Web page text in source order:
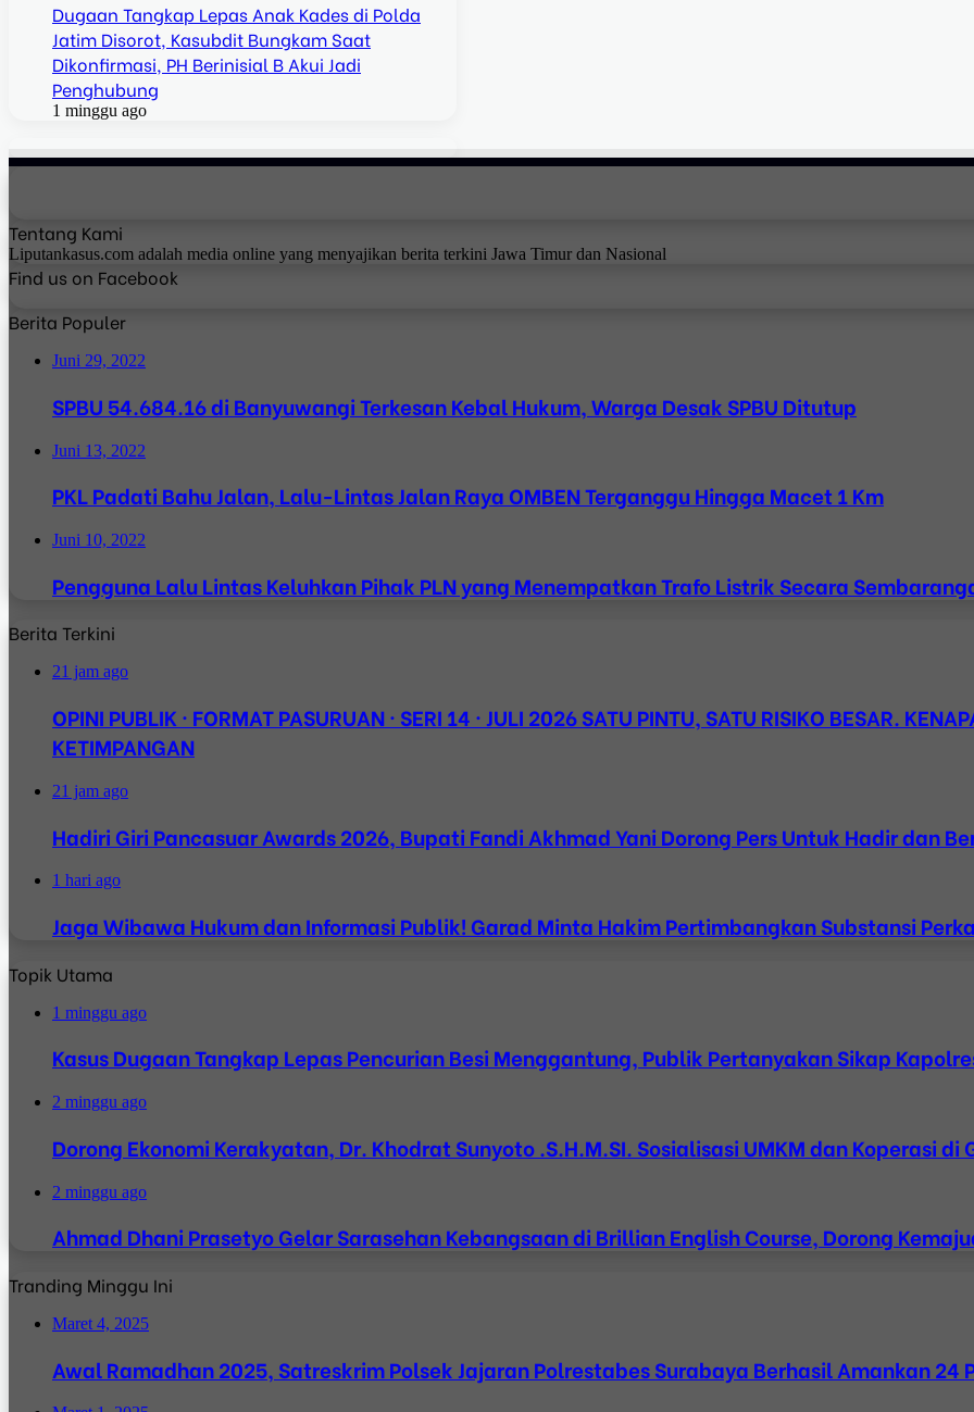
Dugaan Tangkap Lepas Anak Kades di Polda
Jatim Disorot, Kasubdit Bungkam Saat
Dikonfirmasi, PH Berinisial B Akui Jadi
Penghubung
1 minggu ago
Tentang Kami
Liputankasus.com adalah media online yang menyajikan berita terkini Jawa Timur dan Nasional
Find us on Facebook
Berita Populer
Juni 29, 2022
SPBU 54.684.16 di Banyuwangi Terkesan Kebal Hukum, Warga Desak SPBU Ditutup
Juni 13, 2022
PKL Padati Bahu Jalan, Lalu-Lintas Jalan Raya OMBEN Terganggu Hingga Macet 1 Km
Juni 10, 2022
Pengguna Lalu Lintas Keluhkan Pihak PLN yang Menempatkan Trafo Listrik Secara
Berita Terkini
21 jam ago
OPINI PUBLIK · FORMAT PASURUAN · SERI 14 · JULI 2026 SATU PINTU, SATU RISIKO BESAR.
KETIMPANGAN
21 jam ago
Hadiri Giri Pancasuar Awards 2026, Bupati Fandi Akhmad Yani Dorong Pers Untuk Hadir dan
1 hari ago
Jaga Wibawa Hukum dan Informasi Publik! Garad Minta Hakim Pertimbangkan Substansi
Topik Utama
1 minggu ago
Kasus Dugaan Tangkap Lepas Pencurian Besi Menggantung, Publik Pertanyakan Sikap
2 minggu ago
Dorong Ekonomi Kerakyatan, Dr. Khodrat Sunyoto .S.H.M.SI. Sosialisasi UMKM dan Koperasi di
2 minggu ago
Ahmad Dhani Prasetyo Gelar Sarasehan Kebangsaan di Brillian English Course, Dorong
Tranding Minggu Ini
Maret 4, 2025
Awal Ramadhan 2025, Satreskrim Polsek Jajaran Polrestabes Surabaya Berhasil Amankan 24